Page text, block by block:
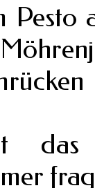
Pesto
Ist